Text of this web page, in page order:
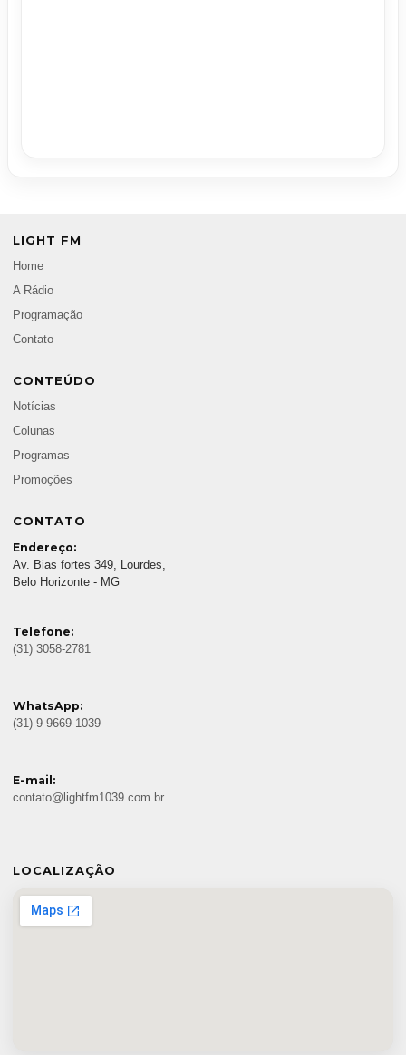
LIGHT FM
Home
A Rádio
Programação
Contato
CONTEÚDO
Notícias
Colunas
Programas
Promoções
CONTATO
Endereço:
Av. Bias fortes 349, Lourdes,
Belo Horizonte - MG
Telefone:
(31) 3058-2781
WhatsApp:
(31) 9 9669-1039
E-mail:
contato@lightfm1039.com.br
LOCALIZAÇÃO